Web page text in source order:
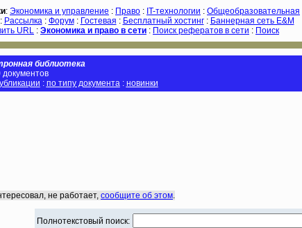
: Экономика и управление : Право : IT-технологии : Общеобразовательная
: Рассылка: Форум: Гостевая : Бесплатный хостинг: Баннерная сеть E&M
URL : Экономика и право в сети : Поиск рефератов в сети : Поиск
библиотека
документов
: по типу документа: новинки
не работает, сообщите об этом.
Полнотекстовый поиск: